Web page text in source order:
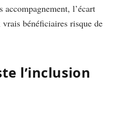
l’écart
bénéficiaires risque de
l’inclusion